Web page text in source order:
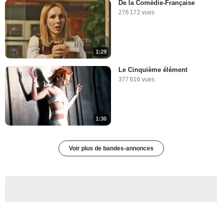
1:29
De la Comédie-Française
276 172 vues
1:30
Le Cinquième élément
377 616 vues
Voir plus de bandes-annonces